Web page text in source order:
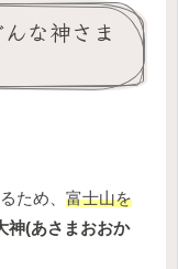
な神さま
ため、 富士山を
神(あさまおおか